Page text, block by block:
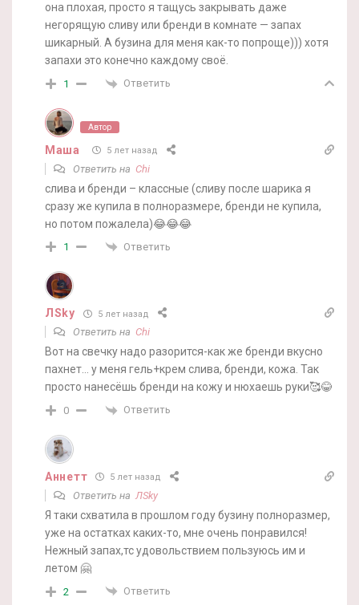
она плохая, просто я тащусь закрывать даже
негорящую сливу или бренди в комнате — запах
шикарный. А бузина для меня как-то попроще))) хотя
запахи это конечно каждому своё.
1 Ответить
Автор
Маша 5 лет назад
Ответить на Chi
слива и бренди – классные (сливу после шарика я
сразу же купила в полноразмере, бренди не купила,
но потом пожалела)😂😂😂
1 Ответить
ЛSky 5 лет назад
Ответить на Chi
Вот на свечку надо разорится-как же бренди вкусно
пахнет… у меня гель+крем слива, бренди, кожа. Так
просто нанесёшь бренди на кожу и нюхаешь руки🥰😂
0 Ответить
Аннетт 5 лет назад
Ответить на ЛSky
Я таки схватила в прошлом году бузину полноразмер,
уже на остатках каких-то, мне очень понравился!
Нежный запах,тс удовольствием пользуюсь им и
летом 🤗
2 Ответить